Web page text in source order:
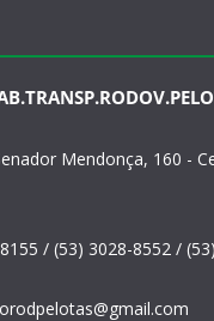
Mendonça, 160 -
/ (53) 3028-8552 /